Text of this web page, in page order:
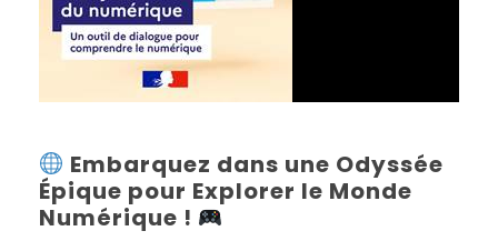
Embarquez dans une Odyssée
Épique pour Explorer le Monde
Numérique !